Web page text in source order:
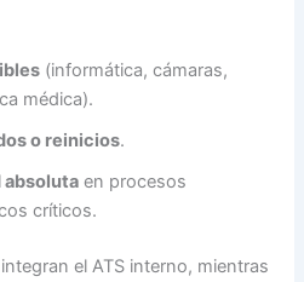
(informática, cámaras,
médica).
o reinicios.
absoluta en procesos
críticos.
el ATS interno, mientras